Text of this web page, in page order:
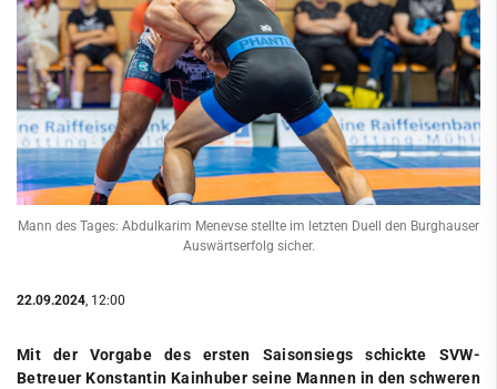
Mann des Tages: Abdulkarim Menevse stellte im letzten Duell den Burghauser
Auswärtserfolg sicher.
22.09.2024 , 12:00
Mit der Vorgabe des ersten Saisonsiegs schickte SVW-
Betreuer Konstantin Kainhuber seine Mannen in den schweren